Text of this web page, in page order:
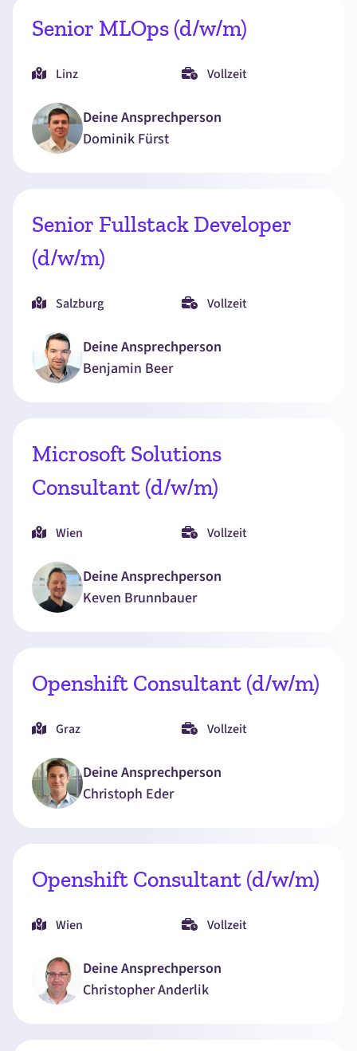
Senior MLOps (d/w/m)
Linz Vollzeit
Deine Ansprechperson
Dominik Fürst
Senior Fullstack Developer
(d/w/m)
Salzburg Vollzeit
Deine Ansprechperson
Benjamin Beer
Microsoft Solutions
Consultant (d/w/m)
Wien Vollzeit
Deine Ansprechperson
Keven Brunnbauer
Openshift Consultant (d/w/m)
Graz Vollzeit
Deine Ansprechperson
Christoph Eder
Openshift Consultant (d/w/m)
Wien Vollzeit
Deine Ansprechperson
ChristopherAnderlik